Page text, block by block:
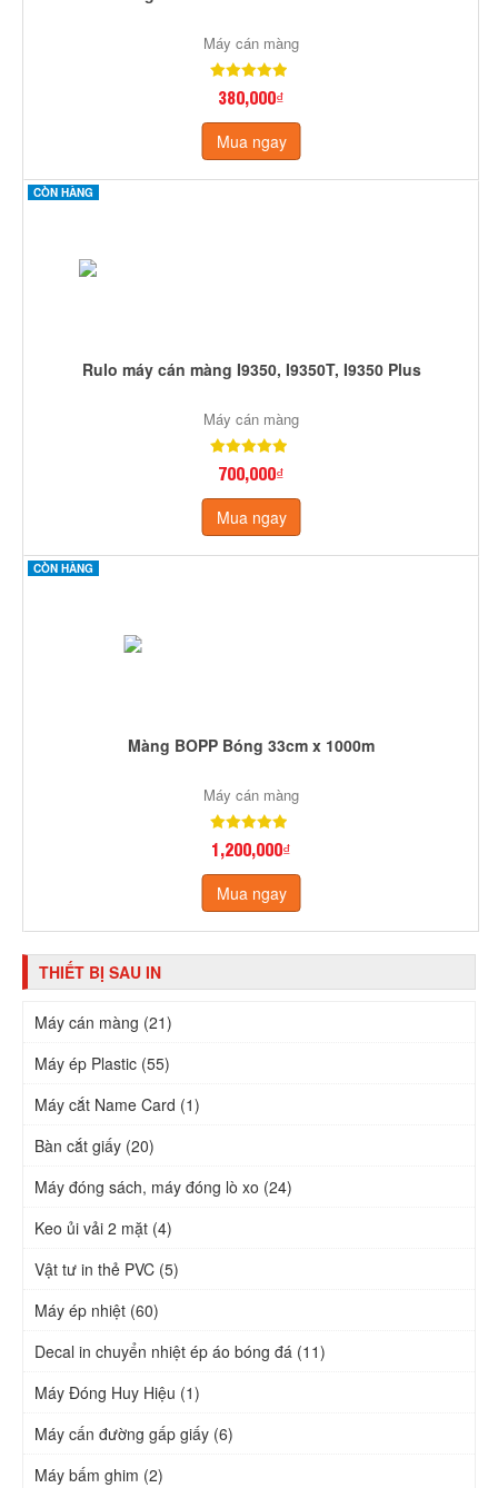
Máy cán màng
380,000₫
Mua ngay
CÒN HÀNG
Rulo máy cán màng I9350, I9350T, I9350 Plus
Máy cán màng
700,000₫
Mua ngay
CÒN HÀNG
Màng BOPP Bóng 33cm x 1000m
Máy cán màng
1,200,000₫
Mua ngay
THIẾT BỊ SAU IN
Máy cán màng (21)
Máy ép Plastic (55)
Máy cắt Name Card (1)
Bàn cắt giấy (20)
Máy đóng sách, máy đóng lò xo (24)
Keo ủi vải 2 mặt (4)
Vật tư in thẻ PVC (5)
Máy ép nhiệt (60)
Decal in chuyển nhiệt ép áo bóng đá (11)
Máy Đóng Huy Hiệu (1)
Máy cấn đường gấp giấy (6)
Máy bấm ghim (2)